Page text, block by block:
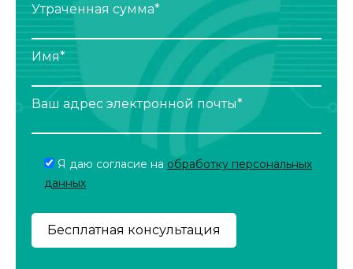
Утраченная сумма*
Имя*
Ваш адрес электронной почты*
Я даю согласие на обработку персональных
данных